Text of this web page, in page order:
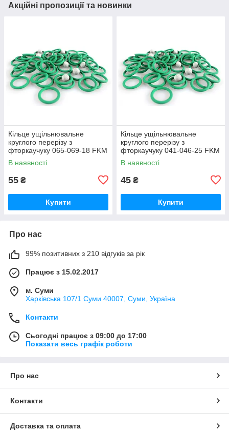
Акційні пропозиції та новинки
Кільце ущільнювальне
круглого перерізу з
фторкаучуку 065-069-18 FKM
зелене термостійке
В наявності
55 ₴
Купити
Кільце ущільнювальне
круглого перерізу з
фторкаучуку 041-046-25 FKM
зелене термостійке
В наявності
45 ₴
Купити
Про нас
99% позитивних з 210 відгуків за рік
Працює з 15.02.2017
м. Суми
Харківська 107/1 Суми 40007, Суми, Україна
Контакти
Сьогодні працює з 09:00 до 17:00
Показати весь графік роботи
Про нас
Контакти
Доставка та оплата